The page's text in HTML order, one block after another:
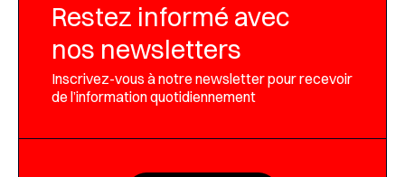
Restez informé avec
nos newsletters
Inscrivez-vous à notre newsletter pour recevoir
de l’information quotidiennement